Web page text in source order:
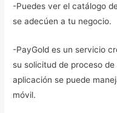
-Puedes ver el catálogo
se adecúen a tu negocio.
-PayGold es un servicio
su solicitud de proceso
aplicación se puede
móvil.